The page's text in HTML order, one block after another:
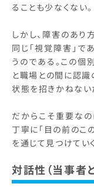
ることも少なくない。
しかし、障害のあり
同じ「視覚障害」で
うのである。この個
と職場との間に認識
状態を招きかねない
だからこそ重要な
丁寧に「目の前のこ
を通じて見つけてい
対話性（当事者